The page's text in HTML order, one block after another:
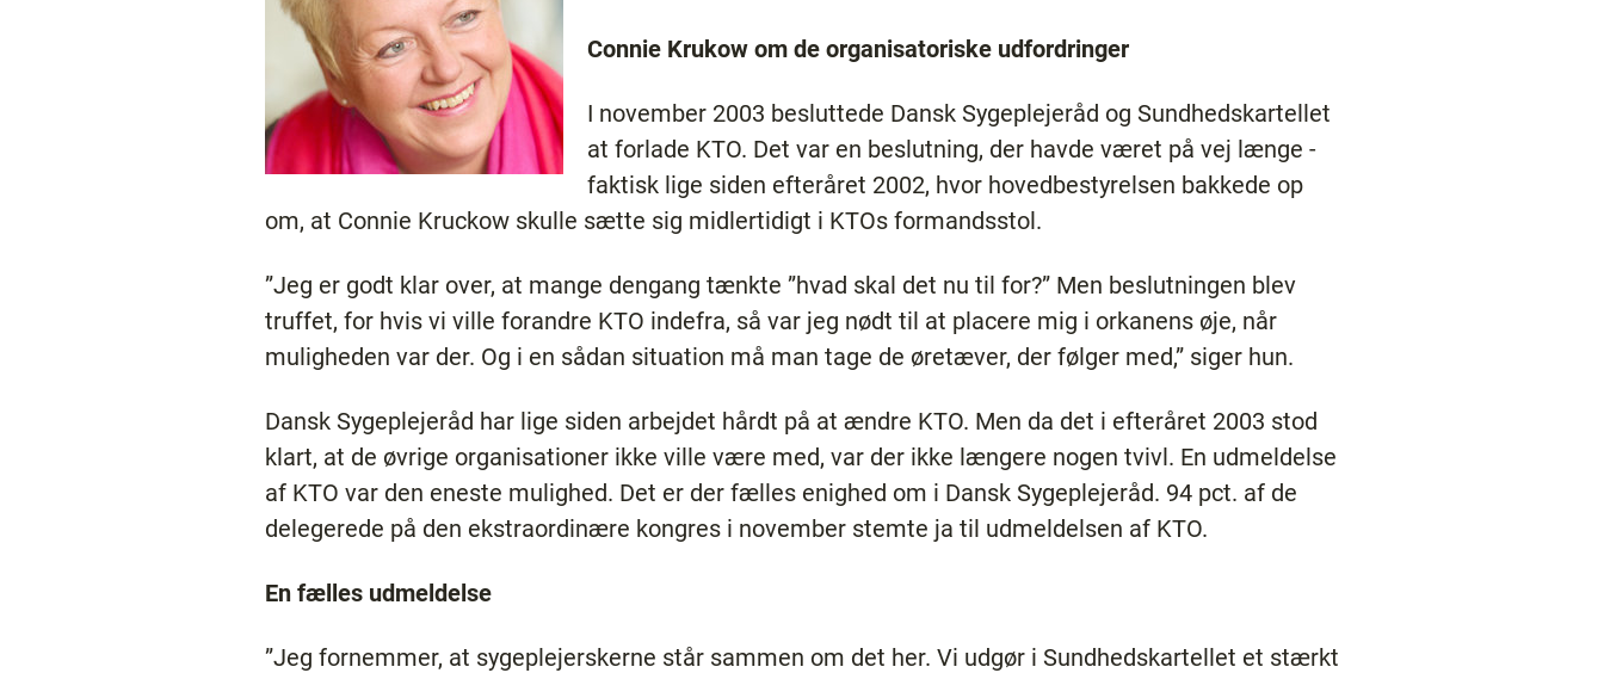
Connie Krukow om de organisatoriske udfordringer
I november 2003 besluttede Dansk Sygeplejeråd og Sundhedskartellet
at forlade KTO. Det var en beslutning, der havde været på vej længe -
faktisk lige siden efteråret 2002, hvor hovedbestyrelsen bakkede op
om, at Connie Kruckow skulle sætte sig midlertidigt i KTOs formandsstol.
”Jeg er godt klar over, at mange dengang tænkte ”hvad skal det nu til for?” Men beslutningen blev
truffet, for hvis vi ville forandre KTO indefra, så var jeg nødt til at placere mig i orkanens øje, når
muligheden var der. Og i en sådan situation må man tage de øretæver, der følger med,” siger hun.
Dansk Sygeplejeråd har lige siden arbejdet hårdt på at ændre KTO. Men da det i efteråret 2003 stod
klart, at de øvrige organisationer ikke ville være med, var der ikke længere nogen tvivl. En udmeldelse
af KTO var den eneste mulighed. Det er der fælles enighed om i Dansk Sygeplejeråd. 94 pct. af de
delegerede på den ekstraordinære kongres i november stemte ja til udmeldelsen af KTO.
En fælles udmeldelse
”Jeg fornemmer, at sygeplejerskerne står sammen om det her. Vi udgør i Sundhedskartellet et stærkt